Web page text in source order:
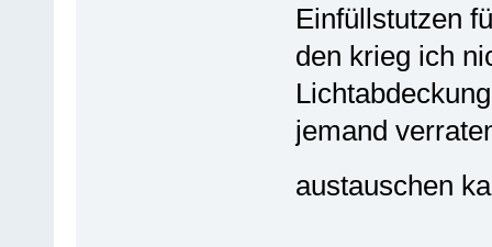
Einfüllstutzen
den krieg ich
jemand
austauschen